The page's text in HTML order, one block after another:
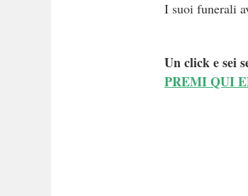
I suoi funerali
Un click e sei
PREMI QUI